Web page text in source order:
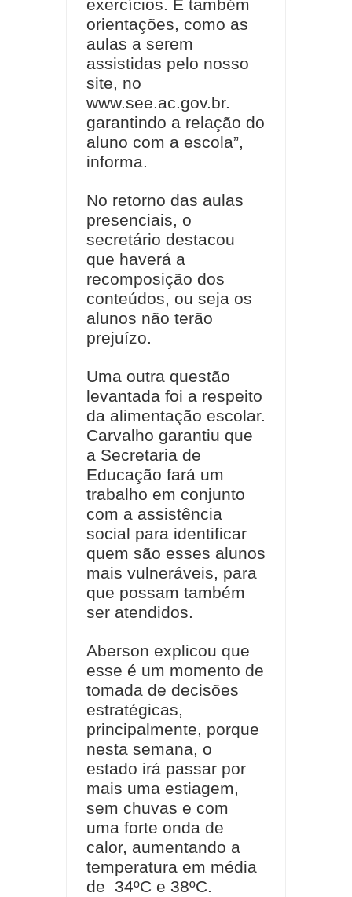
exercícios. E também
orientações, como as
aulas a serem
assistidas pelo nosso
site, no
www.see.ac.gov.br.
garantindo a relação do
aluno com a escola”,
informa.
No retorno das aulas
presenciais, o
secretário destacou
que haverá a
recomposição dos
conteúdos, ou seja os
alunos não terão
prejuízo.
Uma outra questão
levantada foi a respeito
da alimentação escolar.
Carvalho garantiu que
a Secretaria de
Educação fará um
trabalho em conjunto
com a assistência
social para identificar
quem são esses alunos
mais vulneráveis, para
que possam também
ser atendidos.
Aberson explicou que
esse é um momento de
tomada de decisões
estratégicas,
principalmente, porque
nesta semana, o
estado irá passar por
mais uma estiagem,
sem chuvas e com
uma forte onda de
calor, aumentando a
temperatura em média
de 34ºC e 38ºC.